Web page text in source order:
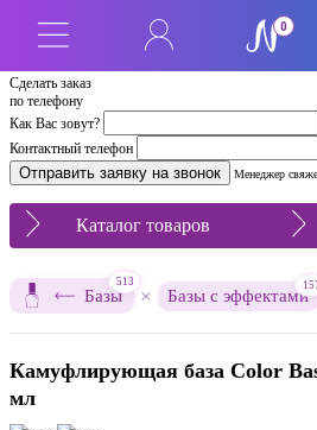
Сделать заказ
по телефону
Как Вас зовут?
Контактный телефон
Менеджер
0
Каталог товаров
Базы
513
× Базы с эффектами
Камуфлирующая база Color
мл